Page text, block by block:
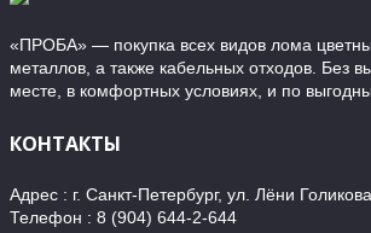
«ПРОБА» — покупка всех видов лома
металлов, а также кабельных отходов. Без
месте, в комфортных условиях, и по
КОНТАКТЫ
Адрес : г. Санкт-Петербург, ул. Лёни
Телефон : 8 (904) 644-2-644